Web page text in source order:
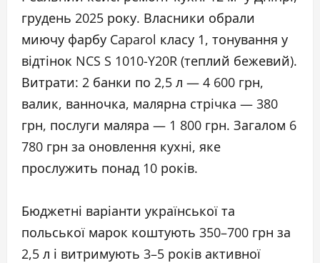
грудень 2025 року. Власники обрали
миючу фарбу Caparol класу 1, тонування у
відтінок NCS S 1010-Y20R (теплий бежевий).
Витрати: 2 банки по 2,5 л — 4 600 грн,
валик, ванночка, малярна стрічка — 380
грн, послуги маляра — 1 800 грн. Загалом 6
780 грн за оновлення кухні, яке
прослужить понад 10 років.
Бюджетні варіанти української та
польської марок коштують 350–700 грн за
2,5 л і витримують 3–5 років активної